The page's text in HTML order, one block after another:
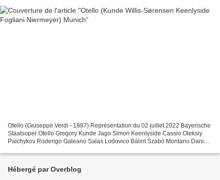
Otello (Giuseppe Verdi - 1887) Représentation du 02 juillet 2022 Bayerische
Staatsoper Otello Gregory Kunde Jago Simon Keenlyside Cassio Oleksiy
Palchykov Roderigo Galeano Salas Lodovico Bálint Szabó Montano Daniel
Hébergé par Overblog